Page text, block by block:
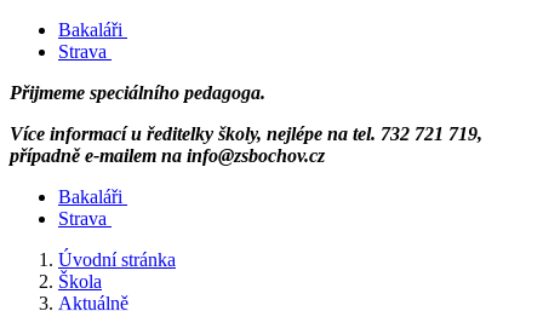
Bakaláři
Strava
Přijmeme speciálního pedagoga.
Více informací u ředitelky školy, nejlépe na tel. 732 721 719,
případně e-mailem na info@zsbochov.cz
Bakaláři
Strava
Úvodní stránka
Škola
Aktuálně